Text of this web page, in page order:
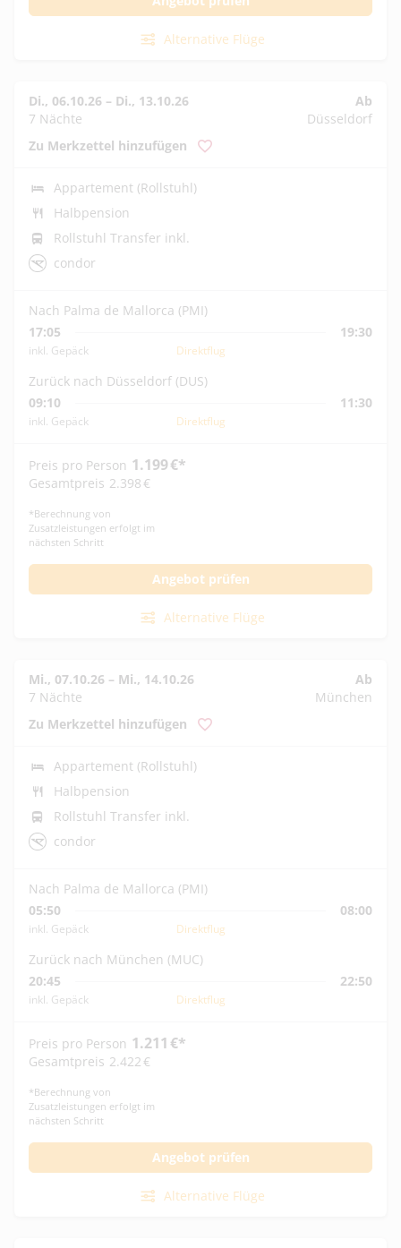
Alternative Flüge
Di., 06.10.26 – Di., 13.10.26
7 Nächte
Ab
Düsseldorf
Zu Merkzettel hinzufügen
Appartement (Rollstuhl)
Halbpension
Rollstuhl Transfer inkl.
condor
Nach Palma de Mallorca (PMI)
17:05
19:30
inkl. Gepäck Direktflug
Zurück nach Düsseldorf (DUS)
09:10
11:30
inkl. Gepäck Direktflug
Preis pro Person 1.199€*
Gesamtpreis 2.398€
*Berechnung von
Zusatzleistungen erfolgt im
nächsten Schritt
Angebot prüfen
Alternative Flüge
Mi., 07.10.26 – Mi., 14.10.26
7 Nächte
Ab
München
Zu Merkzettel hinzufügen
Appartement (Rollstuhl)
Halbpension
Rollstuhl Transfer inkl.
condor
Nach Palma de Mallorca (PMI)
05:50
08:00
inkl. Gepäck Direktflug
Zurück nach München (MUC)
20:45
22:50
inkl. Gepäck Direktflug
Preis pro Person 1.211 €*
Gesamtpreis 2.422€
*Berechnung von
Zusatzleistungen erfolgt im
nächsten Schritt
Angebot prüfen
Alternative Flüge